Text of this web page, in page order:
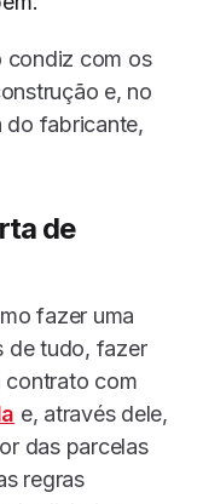
condiz com os
e, no
do fabricante,
de
fazer uma
de tudo, fazer
contrato com
e, através dele,
das parcelas
regras